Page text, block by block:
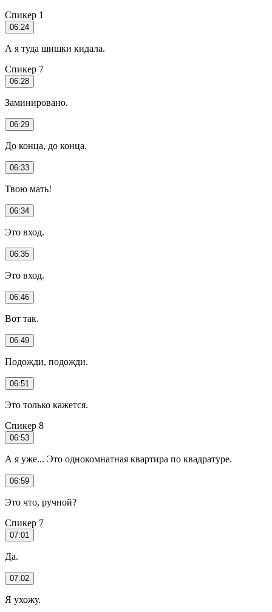
Спикер 1
06:24
А я туда шишки кидала.
Спикер 7
06:28
Заминировано.
06:29
До конца, до конца.
06:33
Твою мать!
06:34
Это вход.
06:35
Это вход.
06:46
Вот так.
06:49
Подожди, подожди.
06:51
Это только кажется.
Спикер 8
06:53
А я уже... Это однокомнатная квартира по квадратуре.
06:59
Это что, ручной?
Спикер 7
07:01
Да.
07:02
Я ухожу.